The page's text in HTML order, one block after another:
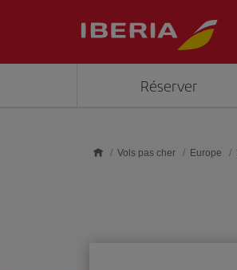
Réserver
Vols pas cher Europe